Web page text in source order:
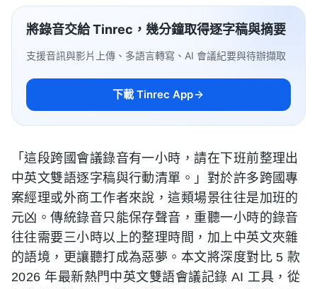
將錄音交給 Tinrec，幾分鐘取得逐字稿與摘要
支援音訊與影片上傳、多語言轉寫、AI 會議紀要與待辦擷取
下載 Tinrec App
「這段跨國會議錄音有一小時，請在下班前整理出
中英文雙語逐字稿與行動清單。」對於許多跨國專
案經理或外商工作者來說，這類場景往往是加班的
元凶。傳統錄音只能保存聲音，重聽一小時的錄音
往往需要三小時以上的整理時間，加上中英文夾雜
的語境，更讓聽打成為惡夢。本文將深度對比 5 款
2026 年最新熱門中英文雙語會議記錄 AI 工具，從